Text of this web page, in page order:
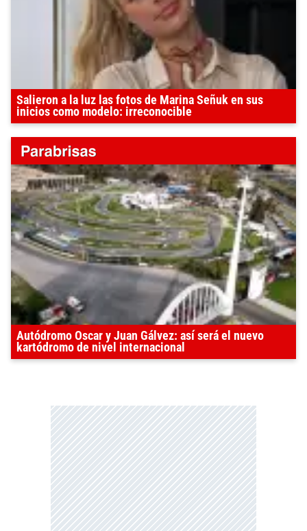
Salieron a la luz las fotos de Marina Señuk en sus
inicios como modelo: irreconocible
Autódromo Oscar y Juan Gálvez: así será el nuevo
kartódromo de nivel internacional